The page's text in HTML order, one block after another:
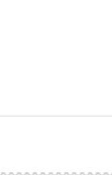
·완화의료
긴장 관계 | 한국의
야 할까 | 또 하나의 사
다른가
이유 | 의사조력임종
는가: 최은경